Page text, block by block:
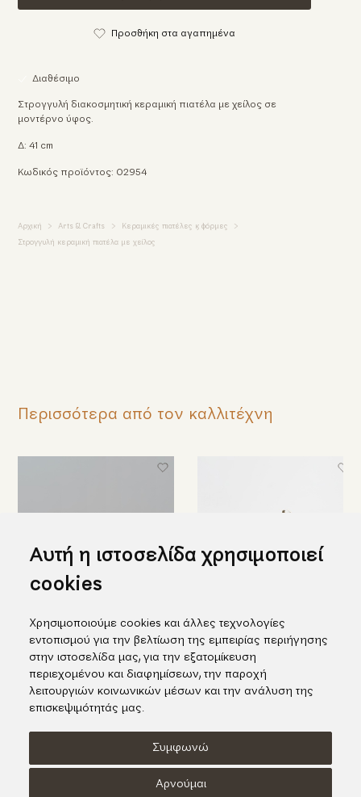
Αυτή η ιστοσελίδα χρησιμοποιεί
cookies
Χρησιμοποιούμε cookies και άλλες τεχνολογίες
εντοπισμού για την βελτίωση της εμπειρίας περιήγησης
στην ιστοσελίδα μας, για την εξατομίκευση
περιεχομένου και διαφημίσεων, την παροχή
λειτουργιών κοινωνικών μέσων και την ανάλυση της
επισκεψιμότητάς μας.
Συμφωνώ
Αρνούμαι
Προσθήκη στα αγαπημένα
Διαθέσιμο
Στρογγυλή διακοσμητική κεραμική πιατέλα με χείλος σε
μοντέρνο ύφος.
Δ: 41 cm
Κωδικός προϊόντος: 02954
Αρχική Arts & Crafts Κεραμικές πιατέλες & φόρμες
Στρογγυλή κεραμική πιατέλα με χείλος
Περισσότερα από τον καλλιτέχνη
Φαναράκι πορσελάνης
(τριπλό)
78,00€
Κεραμική γκρι διακοσμητική
σβούρα
39,00€
Πολιτική Cookies